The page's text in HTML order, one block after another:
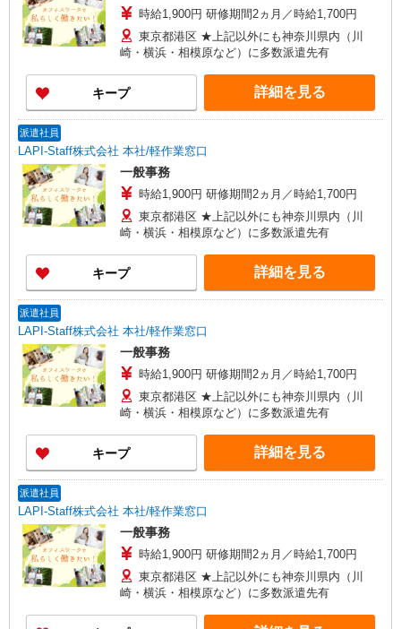
時給1,900円 研修期間2ヵ月／時給1,700円
東京都港区 ★上記以外にも神奈川県内（川
崎・横浜・相模原など）に多数派遣先有
キープ 詳細を見る
派遣社員
LAPI-Staff株式会社 本社/軽作業窓口
一般事務
時給1,900円 研修期間2ヵ月／時給1,700円
東京都港区 ★上記以外にも神奈川県内（川
崎・横浜・相模原など）に多数派遣先有
キープ 詳細を見る
派遣社員
LAPI-Staff株式会社 本社/軽作業窓口
一般事務
時給1,900円 研修期間2ヵ月／時給1,700円
東京都港区 ★上記以外にも神奈川県内（川
崎・横浜・相模原など）に多数派遣先有
キープ 詳細を見る
派遣社員
LAPI-Staff株式会社 本社/軽作業窓口
一般事務
時給1,900円 研修期間2ヵ月／時給1,700円
東京都港区 ★上記以外にも神奈川県内（川
崎・横浜・相模原など）に多数派遣先有